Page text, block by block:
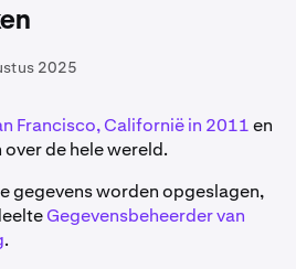
2025
Francisco, Californië in 2011en
de hele wereld.
gegevens worden opgeslagen,
Gegevensbeheerder van
.